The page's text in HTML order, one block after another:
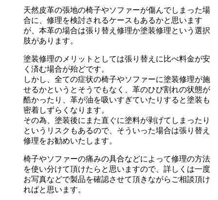
天然皮革の張地の椅子やソファーが傷んでしまった場
合に、修理を検討されるケースもあるかと思います
が、本革の場合は張り替え修理か塗装修理という選択
肢があります。
塗装修理のメリットとしては張り替えに比べ料金が安
く済む場合が殆どです。
しかし、全ての症状の椅子やソファーに塗装修理が施
せるかというとそうでもなく、革のひび割れの状態が
酷かったり、革が油を吸いすぎていたりすると塗装も
密着しずらくなります。
その為、塗装後にまた直ぐに塗料が剥げてしまったり
というリスクもあるので、そういった場合は張り替え
修理をお勧めいたします。
椅子やソファーの痛みの具合などによって修理の方法
を使い分けて頂けたらと思いますので、詳しくは一度
お写真などで製品を確認させて頂きながらご相談頂け
ればと思います。